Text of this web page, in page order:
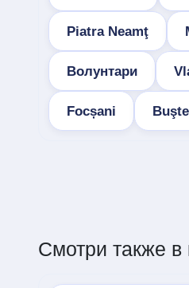
Piatra Neamţ
Волунтари
Focșani
Смотри также в